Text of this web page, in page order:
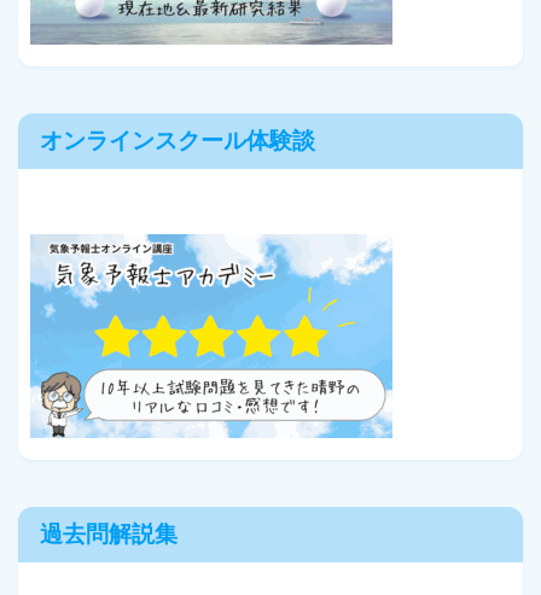
オンラインスクール体験談
過去問解説集